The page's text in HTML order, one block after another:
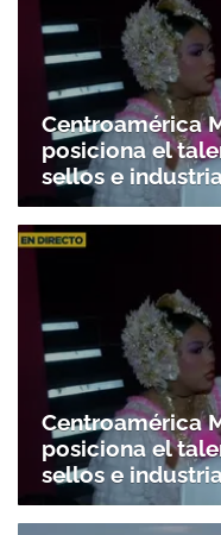
Centroamérica
posiciona el
sellos e
Centroamérica
posiciona el
sellos e